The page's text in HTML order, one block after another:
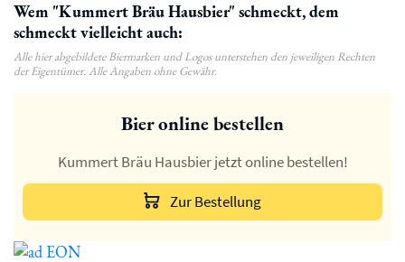
Wem "Kummert Bräu Hausbier" schmeckt, dem
schmeckt vielleicht auch:
Alle hier abgebildete Biermarken und Logos unterstehen den jeweiligen Rechten
der Eigentümer. Alle Angaben ohne Gewähr.
Bier online bestellen
Kummert Bräu Hausbier jetzt online bestellen!
Zur Bestellung